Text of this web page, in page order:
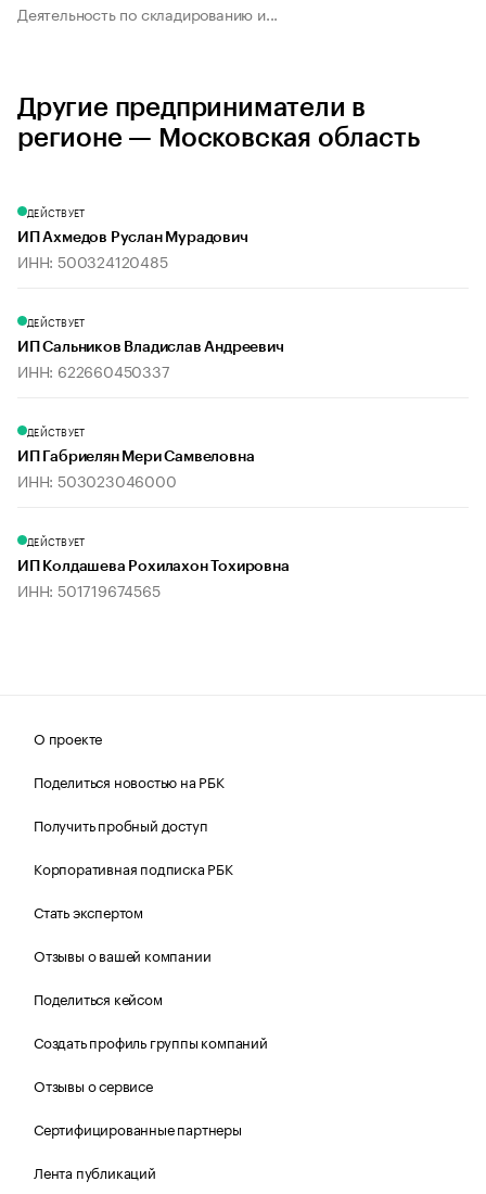
Деятельность по складированию и...
Другие предприниматели в
регионе — Московская область
ДЕЙСТВУЕТ
ИП Ахмедов Руслан Мурадович
ИНН: 500324120485
ДЕЙСТВУЕТ
ИП Сальников Владислав Андреевич
ИНН: 622660450337
ДЕЙСТВУЕТ
ИП Габриелян Мери Самвеловна
ИНН: 503023046000
ДЕЙСТВУЕТ
ИП Колдашева Рохилахон Тохировна
ИНН: 501719674565
О проекте
Поделиться новостью на РБК
Получить пробный доступ
Корпоративная подписка РБК
Стать экспертом
Отзывы о вашей компании
Поделиться кейсом
Создать профиль группы компаний
Отзывы о сервисе
Сертифицированные партнеры
Лента публикаций